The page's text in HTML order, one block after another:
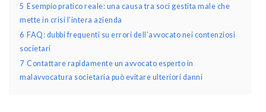
5 Esempio pratico reale: una causa tra soci gestita male che
mette in crisi l’intera azienda
6 FAQ: dubbi frequenti su errori dell’avvocato nei contenziosi
societari
7 Contattare rapidamente un avvocato esperto in
malavvocatura societaria può evitare ulteriori danni